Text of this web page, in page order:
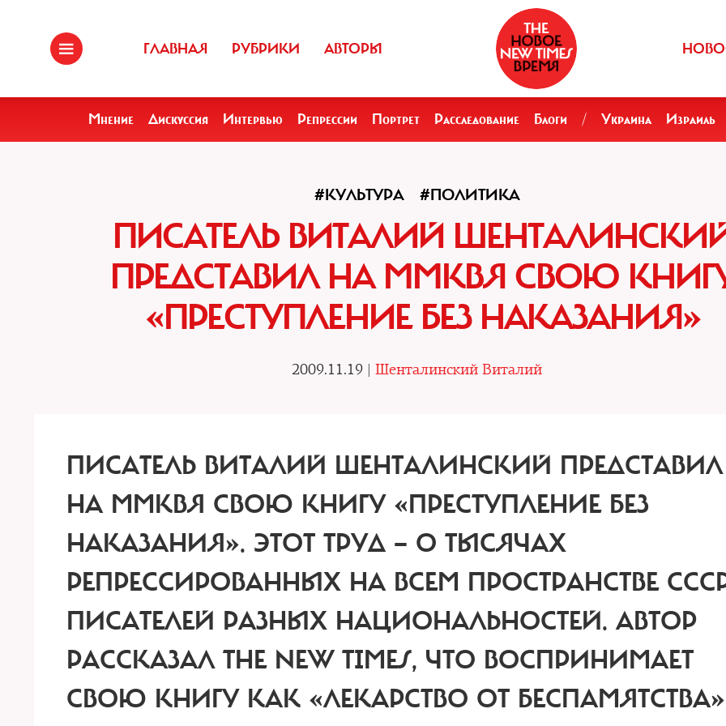
ГЛАВНАЯ РУБРИКИ АВТОРЫ
Мнение Дискуссия Интервью Репрессии Портрет Расследование Блоги / Украина Израиль
#КУЛЬТУРА #ПОЛИТИКА
ПИСАТЕЛЬ ВИТАЛИЙ
ПРЕДСТАВИЛ НА ММКВЯ СВОЮ
«ПРЕСТУПЛЕНИЕ БЕЗ НАКАЗАНИЯ»
2009.11.19 | Шенталинский Виталий
ПИСАТЕЛЬ ВИТАЛИЙ ШЕНТАЛИНСКИЙ ПРЕДСТАВИЛ
НА ММКВЯ СВОЮ КНИГУ «ПРЕСТУПЛЕНИЕ БЕЗ
НАКАЗАНИЯ». ЭТОТ ТРУД — О ТЫСЯЧАХ
РЕПРЕССИРОВАННЫХ НА ВСЕМ ПРОСТРАНСТВЕ
ПИСАТЕЛЕЙ РАЗНЫХ НАЦИОНАЛЬНОСТЕЙ. АВТОР
РАССКАЗАЛ THE NEW TIMES, ЧТО ВОСПРИНИМАЕТ
СВОЮ КНИГУ КАК «ЛЕКАРСТВО ОТ